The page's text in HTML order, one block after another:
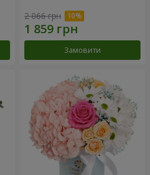
2 066 грн
Замовити